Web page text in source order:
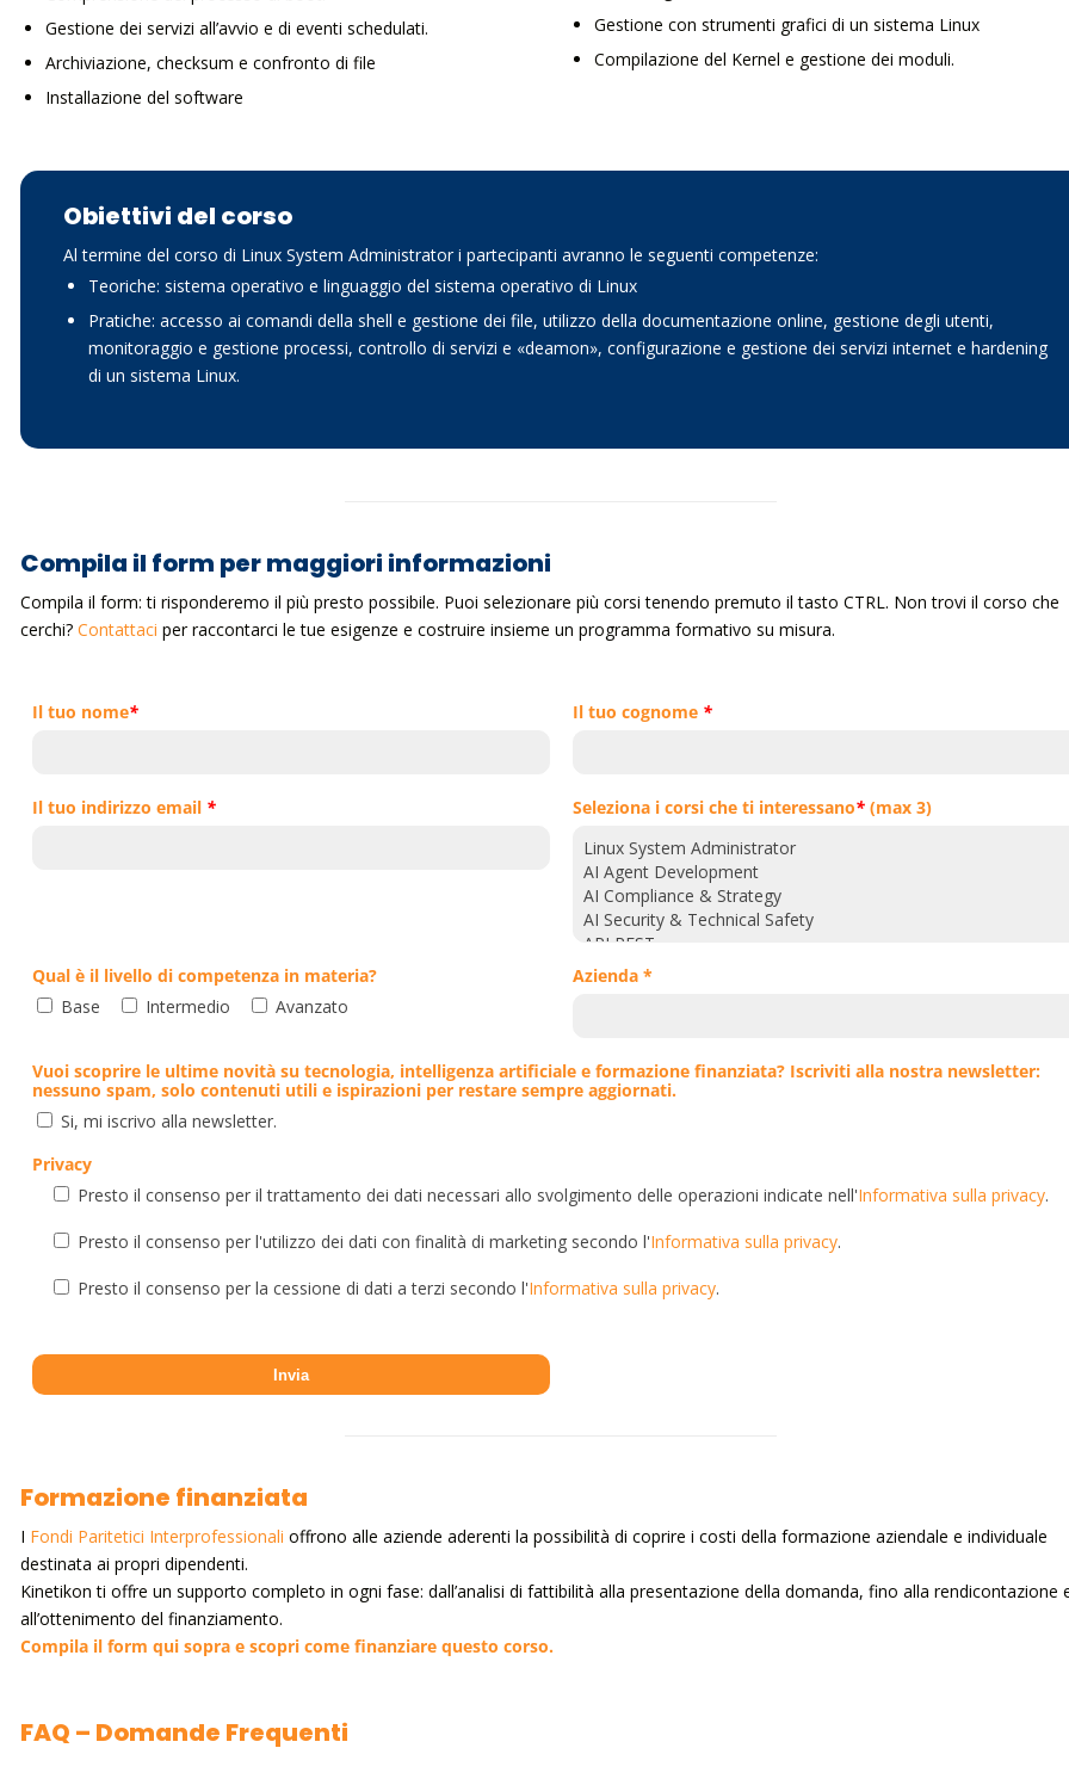
Gestione dei servizi all’avvio e di eventi schedulati.
Archiviazione, checksum e confronto di file
Installazione del software
Gestione con strumenti grafici di un sistema Linux
Compilazione del Kernel e gestione dei moduli.
Obiettivi del corso
Al termine del corso di Linux System Administrator i partecipanti avranno le seguenti competenze:
Teoriche: sistema operativo e linguaggio del sistema operativo di Linux
Pratiche: accesso ai comandi della shell e gestione dei file, utilizzo della documentazione online, gestione degli utenti,
monitoraggio e gestione processi, controllo di servizi e «deamon», configurazione e gestione dei servizi internet e hardening
di un sistema Linux.
Compila il form per maggiori informazioni
Compila il form: ti risponderemo il più presto possibile. Puoi selezionare più corsi tenendo premuto il tasto CTRL. Non trovi il corso che
cerchi? Contattaci per raccontarci le tue esigenze e costruire insieme un programma formativo su misura.
Il tuo nome* Il tuo cognome *
Il tuo indirizzo email * Seleziona i corsi che ti interessano*(max 3)
Qual è il livello di competenza in materia?
Base
Intermedio Avanzato
Azienda *
Vuoi scoprire le ultime novità su tecnologia, intelligenza artificiale e formazione finanziata? Iscriviti alla nostra newsletter:
nessuno spam, solo contenuti utili e ispirazioni per restare sempre aggiornati.
Si, mi iscrivo alla newsletter.
Privacy
Presto il consenso per il trattamento dei dati necessari allo svolgimento delle operazioni indicate nell'Informativa sulla privacy.
Presto il consenso per l'utilizzo dei dati con finalità di marketing secondo l'Informativa sulla privacy.
Presto il consenso per la cessione di dati a terzi secondo l'Informativa sulla privacy.
Formazione finanziata
I Fondi Paritetici Interprofessionali offrono alle aziende aderenti la possibilità di coprire i costi della formazione aziendale e individuale
destinata ai propri dipendenti.
Kinetikon ti offre un supporto completo in ogni fase: dall’analisi di fattibilità alla presentazione della domanda, fino alla rendicontazione
all’ottenimento del finanziamento.
Compila il form qui sopra e scopri come finanziare questo corso.
FAQ – Domande Frequenti